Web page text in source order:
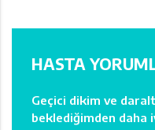
HASTA
Geçici dikim ve
beklediğimden daha